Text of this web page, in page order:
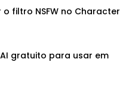
filtro NSFW no Character
gratuito para usar em